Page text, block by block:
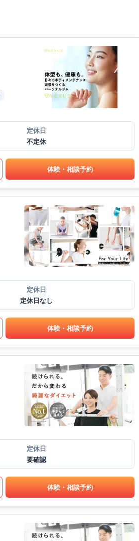
定休日
不定休
体験・相談予約
定休日
定休日なし
体験・相談予約
定休日
要確認
体験・相談予約